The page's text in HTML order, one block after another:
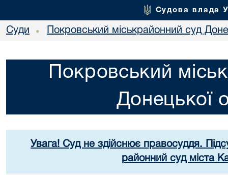
Судова влада
Суди • Покровський міськрайонний суд
Покровський
Донецької
Увага! Суд не здійснює правосуддя.
районний суд міста